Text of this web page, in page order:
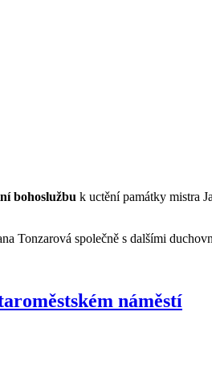
bohoslužbu k uctění památky mistra
Tonzarová společně s dalšími
náměstí